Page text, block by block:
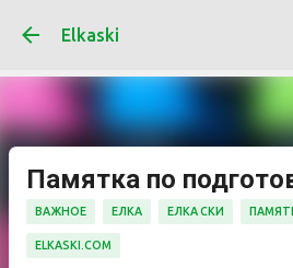
Elkaski
Памятка по
ВАЖНОЕ ЕЛКА ЕЛКА СКИ
ELKASKI.COM